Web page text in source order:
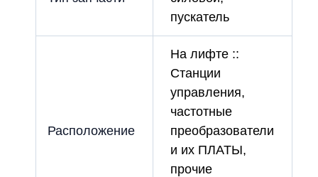
пускатель
Расположение
На лифте ::
Станции
управления,
частотные
преобразователи
и их ПЛАТЫ,
прочие